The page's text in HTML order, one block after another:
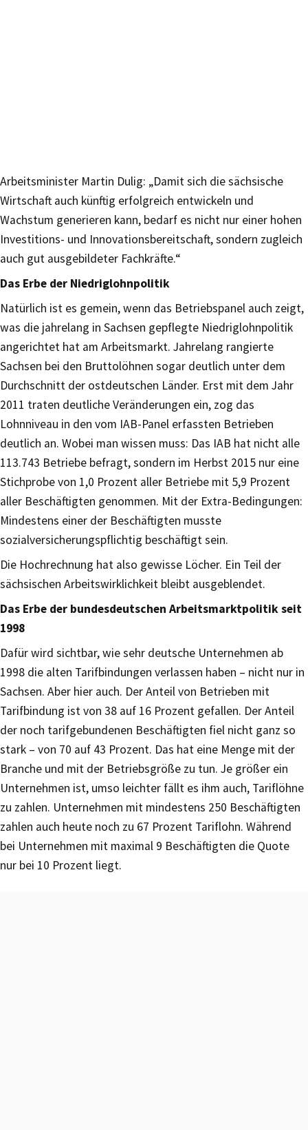
Arbeitsminister Martin Dulig: „Damit sich die sächsische
Wirtschaft auch künftig erfolgreich entwickeln und
Wachstum generieren kann, bedarf es nicht nur einer hohen
Investitions- und Innovationsbereitschaft, sondern zugleich
auch gut ausgebildeter Fachkräfte.“
Das Erbe der Niedriglohnpolitik
Natürlich ist es gemein, wenn das Betriebspanel auch zeigt,
was die jahrelang in Sachsen gepflegte Niedriglohnpolitik
angerichtet hat am Arbeitsmarkt. Jahrelang rangierte
Sachsen bei den Bruttolöhnen sogar deutlich unter dem
Durchschnitt der ostdeutschen Länder. Erst mit dem Jahr
2011 traten deutliche Veränderungen ein, zog das
Lohnniveau in den vom IAB-Panel erfassten Betrieben
deutlich an. Wobei man wissen muss: Das IAB hat nicht alle
113.743 Betriebe befragt, sondern im Herbst 2015 nur eine
Stichprobe von 1,0 Prozent aller Betriebe mit 5,9 Prozent
aller Beschäftigten genommen. Mit der Extra-Bedingungen:
Mindestens einer der Beschäftigten musste
sozialversicherungspflichtig beschäftigt sein.
Die Hochrechnung hat also gewisse Löcher. Ein Teil der
sächsischen Arbeitswirklichkeit bleibt ausgeblendet.
Das Erbe der bundesdeutschen Arbeitsmarktpolitik seit
1998
Dafür wird sichtbar, wie sehr deutsche Unternehmen ab
1998 die alten Tarifbindungen verlassen haben – nicht nur in
Sachsen. Aber hier auch. Der Anteil von Betrieben mit
Tarifbindung ist von 38 auf 16 Prozent gefallen. Der Anteil
der noch tarifgebundenen Beschäftigten fiel nicht ganz so
stark – von 70 auf 43 Prozent. Das hat eine Menge mit der
Branche und mit der Betriebsgröße zu tun. Je größer ein
Unternehmen ist, umso leichter fällt es ihm auch, Tariflöhne
zu zahlen. Unternehmen mit mindestens 250 Beschäftigten
zahlen auch heute noch zu 67 Prozent Tariflohn. Während
bei Unternehmen mit maximal 9 Beschäftigten die Quote
nur bei 10 Prozent liegt.